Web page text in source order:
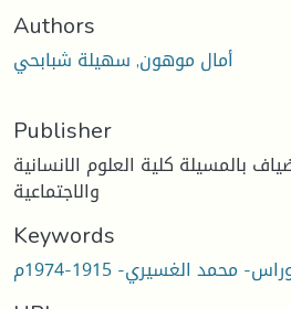
Authors
أمال موهون, سهيلة شبابحي
Publisher
بالمسيلة كلية العلوم الانسانية
والاجتماعية
Keywords
محمد الغسيري- 1915-1974م